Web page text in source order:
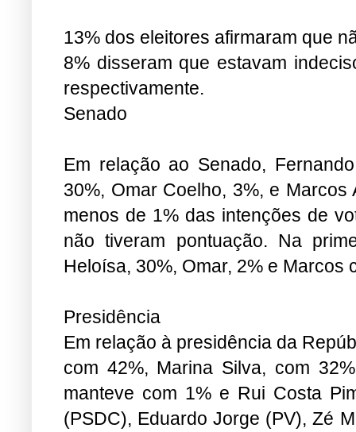
13% dos eleitores afirmaram que
8% disseram que estavam
respectivamente.
Senado
Em relação ao Senado,
30%, Omar Coelho, 3%, e
menos de 1% das intenções de
não tiveram pontuação. Na
Heloísa, 30%, Omar, 2% e Marcos
Presidência
Em relação à presidência da
com 42%, Marina Silva, com
manteve com 1% e Rui Costa
(PSDC), Eduardo Jorge (PV), Zé